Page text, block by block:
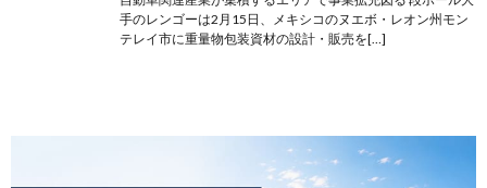
手のレンゴーは2月15日、メキシコのヌエボ・レオン州モン
テレイ市に重量物包装資材の設計・販売を[…]